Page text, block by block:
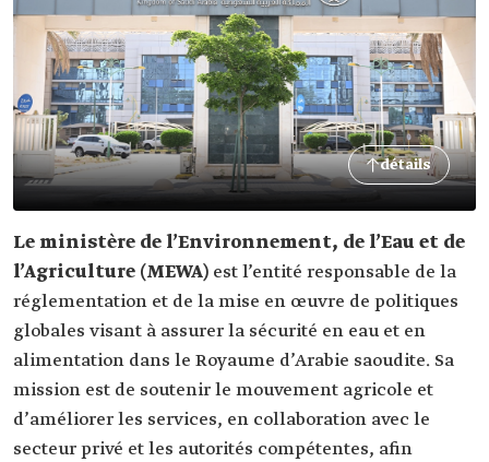
détails
Le ministère de l’Environnement, de l’Eau et de
l’Agriculture (MEWA) est l’entité responsable de la
réglementation et de la mise en œuvre de politiques
globales visant à assurer la sécurité en eau et en
alimentation dans le Royaume d’Arabie saoudite. Sa
mission est de soutenir le mouvement agricole et
d’améliorer les services, en collaboration avec le
secteur privé et les autorités compétentes, afin